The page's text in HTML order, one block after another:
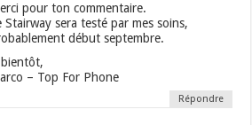
pour ton commentaire.
Stairway sera testé par mes soins,
début septembre.
– Top For Phone
Répondre